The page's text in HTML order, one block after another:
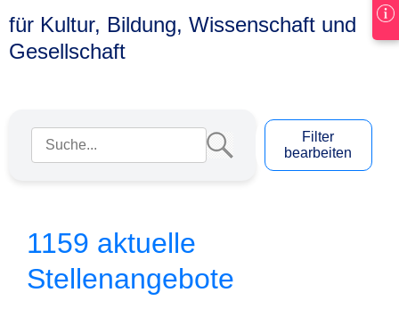
für Kultur, Bildung, Wissenschaft und
Gesellschaft
Suchbegriff eingeben
Filter
bearbeiten
1159 aktuelle
Stellenangebote